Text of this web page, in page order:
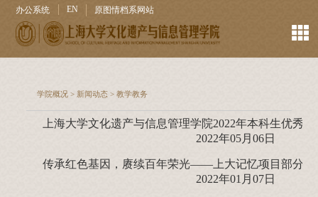
办公系统 EN 原图情档系网站
学院概况 > 新闻动态 >教学教务
上海大学文化遗产与信息管理学院2022年本科生优秀
2022年05月06日
传承红色基因，赓续百年荣光——上大记忆项目部分成
2022年01月07日